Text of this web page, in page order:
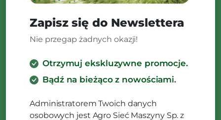
Zapisz się do Newslettera
Nie przegap żadnych okazji!
Otrzymuj ekskluzywne promocje.
Bądź na bieżąco z nowościami.
Administratorem Twoich danych
osobowych jest Agro Sieć Maszyny Sp. z